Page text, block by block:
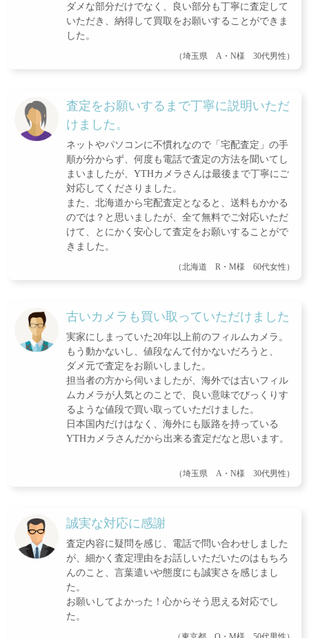
ダメな部分だけでなく、良い部分も丁寧に査定して
いただき、納得して買取をお願いすることができま
した。
（埼玉県 A・N様 30代男性）
査定をお願いするまで丁寧に説明いただ
けました。
ネットやパソコンに不慣れなので「宅配査定」の手
順が分からず、何度も電話で査定の方法を聞いてし
まいましたが、YTHカメラさんは最後まで丁寧にご
対応してくださりました。
また、北海道から宅配査定となると、送料もかかる
のでは？と思いましたが、全て無料でご対応いただ
けて、とにかく安心して査定をお願いすることがで
きました。
（北海道 R・M様 60代女性）
古いカメラも買い取っていただけました
実家にしまっていた20年以上前のフィルムカメラ。
もう動かないし、値段なんて付かないだろうと、
ダメ元で査定をお願いしました。
担当者の方から伺いましたが、海外では古いフィル
ムカメラが人気とのことで、良い意味でびっくりす
るような値段で買い取っていただけました。
日本国内だけはなく、海外にも販路を持っている
YTHカメラさんだから出来る査定だなと思います。
（埼玉県 A・N様 30代男性）
誠実な対応に感謝
査定内容に疑問を感じ、電話で問い合わせしました
が、細かく査定理由をお話しいただいたのはもちろ
んのこと、言葉遣いや態度にも誠実さを感じまし
た。
お願いしてよかった！心からそう思える対応でし
た。